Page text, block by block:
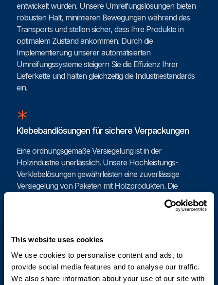
This website uses cookies
We use cookies to personalise content and ads, to
provide social media features and to analyse our traffic.
We also share information about your use of our site with
entwickelt wurden. Unsere Umreifungslösungen bieten
robusten Halt, minimieren Bewegungen während des
Transports und stellen sicher, dass Ihre Produkte in
optimalem Zustand ankommen. Durch die
Implementierung unserer automatisierten
Umreifungssysteme steigern Sie die Effizienz Ihrer
Lieferkette und halten gleichzeitig die Industriestandards
ein.
Klebebandlösungen für sichere Verpackungen
Eine ordnungsgemäße Versiegelung ist in der
Holzindustrie unerlässlich. Unsere Hochleistungs-
Verklebelösungen gewährleisten eine zuverlässige
Versiegelung von Paketen mit Holzprodukten. Die
automatischen Verklebemaschinen von Cyklop’s
unseren effektiven Verklebelösungen reduzieren Sie das
Beschädigungsrisiko und verbessern die Integrität Ihrer
Sendungen.